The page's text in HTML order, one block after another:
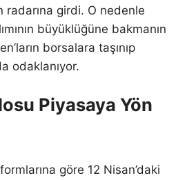
radarına girdi. O nedenle
büyüklüğüne bakmanın
borsalara taşınıp
odaklanıyor.
Piyasaya Yön
göre 12 Nisan’daki